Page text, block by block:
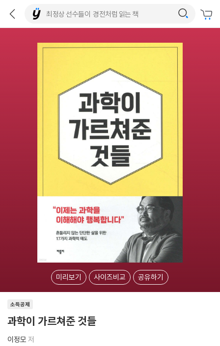
미리보기 사이즈비교 공유하기
소득공제
과학이 가르쳐준 것들
이정모 저